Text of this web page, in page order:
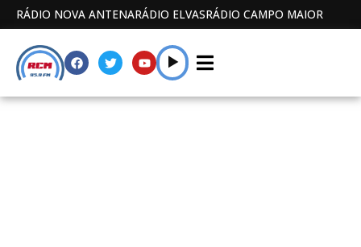
RÁDIO NOVA ANTENARÁDIO ELVASRÁDIO CAMPO MAIOR